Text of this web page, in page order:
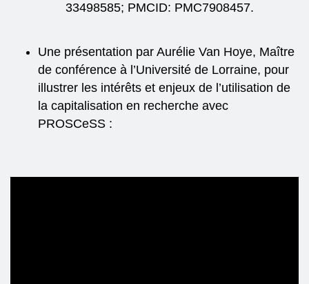
33498585; PMCID: PMC7908457.
Une présentation par Aurélie Van Hoye, Maître
de conférence à l’Université de Lorraine, pour
illustrer les intérêts et enjeux de l’utilisation de
la capitalisation en recherche avec
PROSCeSS :